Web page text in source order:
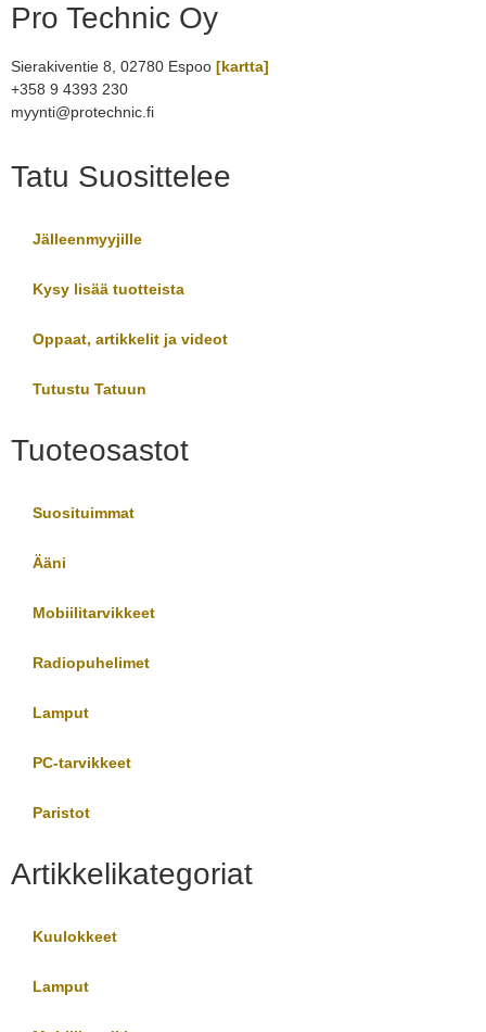
Pro Technic Oy
Sierakiventie 8, 02780 Espoo [kartta]
+358 9 4393 230
myynti@protechnic.fi
Tatu Suosittelee
Jälleenmyyjille
Kysy lisää tuotteista
Oppaat, artikkelit ja videot
Tutustu Tatuun
Tuoteosastot
Suosituimmat
Ääni
Mobiilitarvikkeet
Radiopuhelimet
Lamput
PC-tarvikkeet
Paristot
Artikkelikategoriat
Kuulokkeet
Lamput